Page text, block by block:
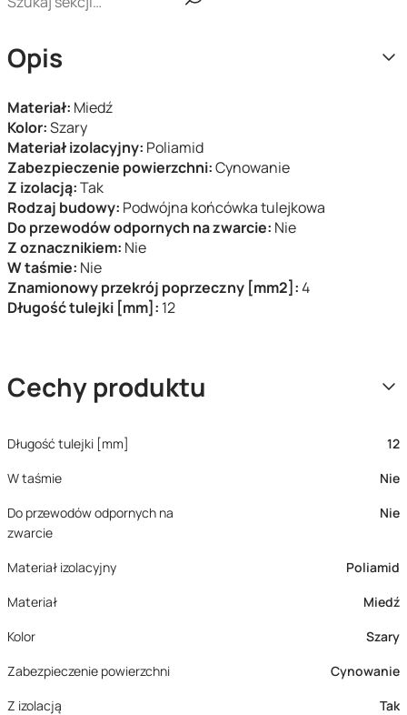
Opis
Materiał: Miedź
Kolor:Szary
Materiał izolacyjny: Poliamid
Zabezpieczenie powierzchni:Cynowanie
Z izolacją:Tak
Rodzaj budowy: Podwójna końcówka tulejkowa
Do przewodów odpornych na zwarcie: Nie
Z oznacznikiem: Nie
W taśmie: Nie
Znamionowy przekrój poprzeczny [mm2]:4
Długość tulejki [mm]: 12
Cechy produktu
Długość tulejki [mm]
12
W taśmie
Nie
Do przewodów odpornych na
zwarcie
Nie
Materiał izolacyjny
Poliamid
Materiał
Miedź
Kolor
Szary
Zabezpieczenie powierzchni
Cynowanie
Z izolacją
Tak